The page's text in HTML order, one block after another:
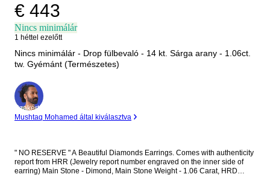
€ 443
Nincs minimálár
1 héttel ezelőtt
Nincs minimálár - Drop fülbevaló - 14 kt. Sárga arany - 1.06ct.
tw. Gyémánt (Természetes)
Szakértő
Mushtaq Mohamed által kiválasztva
" NO RESERVE " A Beautiful Diamonds Earrings. Comes with authenticity
report from HRR (Jewelry report number engraved on the inner side of
earring) Main Stone - Dimond, Main Stone Weight - 1.06 Carat, HRD